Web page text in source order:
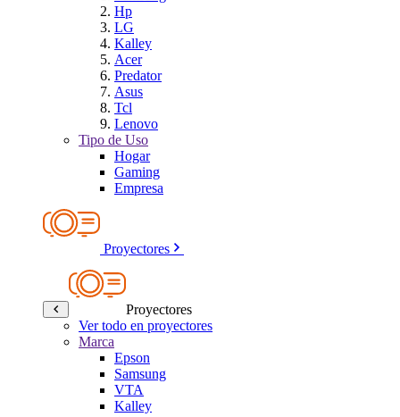
Hp
LG
Kalley
Acer
Predator
Asus
Tcl
Lenovo
Tipo de Uso
Hogar
Gaming
Empresa
Proyectores
Proyectores
Ver todo en proyectores
Marca
Epson
Samsung
VTA
Kalley